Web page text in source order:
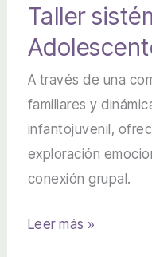
Taller
A través de una
familiares y
infantojuvenil,
exploración
conexión grupal.
Taller
Leer más »